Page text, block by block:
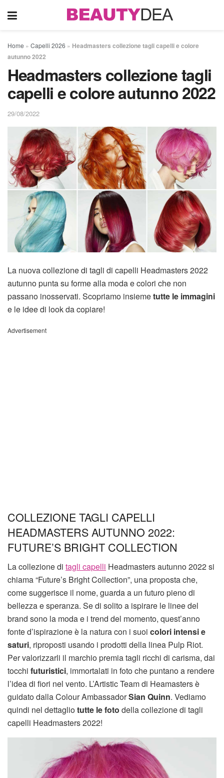
Home » Capelli 2026 » Headmasters collezione tagli capelli e colore
autunno 2022
Headmasters collezione tagli
capelli e colore autunno 2022
29/08/2022
La nuova collezione di tagli di capelli Headmasters 2022
autunno punta su forme alla moda e colori che non
passano inosservati. Scopriamo insiemetutte le immagini
e le idee di look da copiare!
Advertisement
COLLEZIONE TAGLI CAPELLI
HEADMASTERS AUTUNNO 2022:
FUTURE’S BRIGHT COLLECTION
La collezione di tagli capelli Headmasters autunno 2022 si
chiama “Future’s Bright Collection”, una proposta che,
come suggerisce il nome, guarda a un futuro pieno di
bellezza e speranza. Se di solito a ispirare le linee del
brand sono la moda e i trend del momento, quest’anno
fonte d’ispirazione è la natura con i suoi colori intensi e
saturi, riproposti usando i prodotti della linea Pulp Riot.
Per valorizzarli il marchio premia tagli ricchi di carisma, dai
tocchi futuristici, immortalati in foto che puntano a rendere
l’idea di fiori nel vento. L’Artistic Team di Heamasters è
guidato dalla Colour AmbassadorSian Quinn. Vediamo
quindi nel dettagliotutte le foto della collezione di tagli
capelli Headmasters 2022!